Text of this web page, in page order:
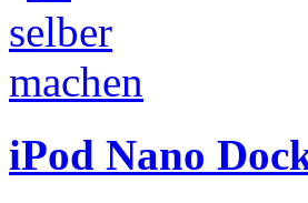
iPod Nano